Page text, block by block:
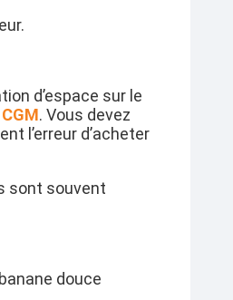
d’espace sur le
CGM. Vous devez
l’erreur d’acheter
sont souvent
douce